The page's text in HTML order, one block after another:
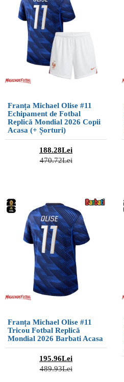
Franța Michael Olise #11
Echipament de Fotbal
Replică Mondial 2026 Copii
Acasa (+ Șorturi)
188.28Lei
470.72Lei
Franța Michael Olise #11
Tricou Fotbal Replică
Mondial 2026 Barbati Acasa
195.96Lei
489.93Lei